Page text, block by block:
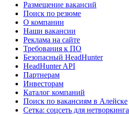
Размещение вакансий
Поиск по резюме
О компании
Наши вакансии
Реклама на сайте
Требования к ПО
Безопасный HeadHunter
HeadHunter API
Партнерам
Инвесторам
Каталог компаний
Поиск по вакансиям в Алейске
Сетка: соцсеть для нетворкинга